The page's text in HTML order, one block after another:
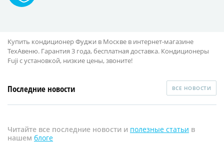
Купить кондиционер Фуджи в Москве в интернет-магазине
ТехАвеню. Гарантия 3 года, бесплатная доставка. Кондиционеры
Fuji с установкой, низкие цены, звоните!
Последние новости ВСЕ НОВОСТИ
Читайте все последние новости и полезные статьи в
нашем блоге